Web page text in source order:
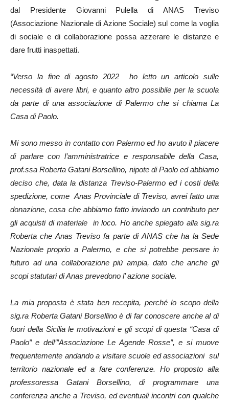
dal Presidente Giovanni Pulella di ANAS Treviso
(Associazione Nazionale di Azione Sociale) sul come la voglia
di sociale e di collaborazione possa azzerare le distanze e
dare frutti inaspettati.
“Verso la fine di agosto 2022 ho letto un articolo sulle
necessità di avere libri, e quanto altro possibile per la scuola
da parte di una associazione di Palermo che si chiama La
Casa di Paolo.
Mi sono messo in contatto con Palermo ed ho avuto il piacere
di parlare con l’amministratrice e responsabile della Casa,
prof.ssa Roberta Gatani Borsellino, nipote di Paolo ed abbiamo
deciso che, data la distanza Treviso-Palermo ed i costi della
spedizione, come Anas Provinciale di Treviso, avrei fatto una
donazione, cosa che abbiamo fatto inviando un contributo per
gli acquisti di materiale in loco. Ho anche spiegato alla sig.ra
Roberta che Anas Treviso fa parte di ANAS che ha la Sede
Nazionale proprio a Palermo, e che si potrebbe pensare in
futuro ad una collaborazione più ampia, dato che anche gli
scopi statutari di Anas prevedono l’ azione sociale.
La mia proposta è stata ben recepita, perché lo scopo della
sig.ra Roberta Gatani Borsellino è di far conoscere anche al di
fuori della Sicilia le motivazioni e gli scopi di questa “Casa di
Paolo” e dell’”Associazione Le Agende Rosse”, e si muove
frequentemente andando a visitare scuole ed associazioni sul
territorio nazionale ed a fare conferenze. Ho proposto alla
professoressa Gatani Borsellino, di programmare una
conferenza anche a Treviso, ed eventuali incontri con qualche